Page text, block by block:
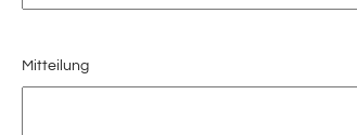
Mitteilung